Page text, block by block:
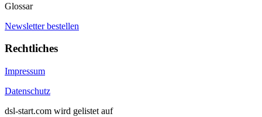
Glossar
Newsletter bestellen
Rechtliches
Impressum
Datenschutz
dsl-start.com wird gelistet auf